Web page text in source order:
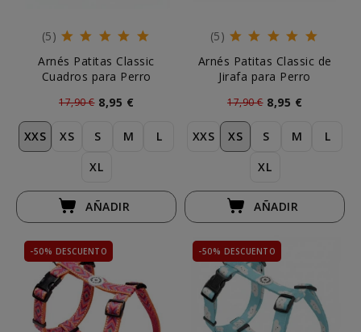
(5)
Arnés Patitas Classic
Cuadros para Perro
17,90 € 8,95 €
XXS XS S M
L
XL
AÑADIR
(5)
Arnés Patitas Classic de
Jirafa para Perro
17,90 € 8,95 €
XXS XS S M
L
XL
AÑADIR
-50% DESCUENTO -50% DESCUENTO